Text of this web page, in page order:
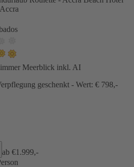
Meerblick inkl. AI
geschenkt - Wert: € 798,-
ab €1.999,-